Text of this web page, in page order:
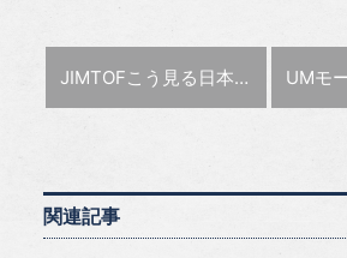
前の記事 :
JIMTOFこう見る 日本金型工業会 小出会長・平林技術委員長に聞く 次の記
UMモー
関連記事